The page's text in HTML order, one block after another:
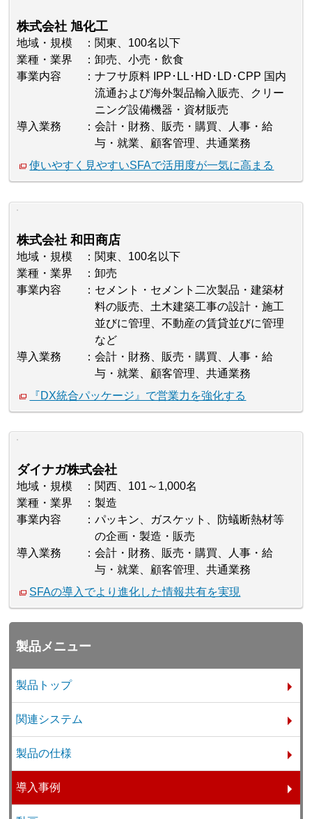
株式会社 旭化工
地域・規模
関東、100名以下
業種・業界
卸売、小売・飲食
事業内容
ナフサ原料 IPP･LL･HD･LD･CPP 国内
流通および海外製品輸入販売、クリー
ニング設備機器・資材販売
導入業務
会計・財務、販売・購買、人事・給
与・就業、顧客管理、共通業務
使いやすく見やすいSFAで活用度が一気に高まる
株式会社 和田商店
地域・規模
関東、100名以下
業種・業界
卸売
事業内容
セメント・セメント二次製品・建築材
料の販売、土木建築工事の設計・施工
並びに管理、不動産の賃貸並びに管理
など
導入業務
会計・財務、販売・購買、人事・給
与・就業、顧客管理、共通業務
『DX統合パッケージ』で営業力を強化する
ダイナガ株式会社
地域・規模
関西、101～1,000名
業種・業界
製造
事業内容
パッキン、ガスケット、防蟻断熱材等
の企画・製造・販売
導入業務
会計・財務、販売・購買、人事・給
与・就業、顧客管理、共通業務
SFAの導入でより進化した情報共有を実現
製品メニュー
製品トップ
関連システム
製品の仕様
導入事例